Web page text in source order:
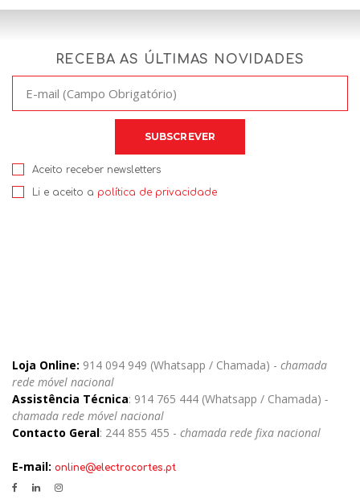
RECEBA AS ÚLTIMAS NOVIDADES
Aceito receber newsletters
Li e aceito a política de privacidade
Loja Online: 914 094 949 (Whatsapp / Chamada) - chamada
rede móvel nacional
Assistência Técnica: 914 765 444 (Whatsapp / Chamada) -
chamada rede móvel nacional
Contacto Geral: 244 855 455 - chamada rede fixa nacional
E-mail: online@electrocortes.pt